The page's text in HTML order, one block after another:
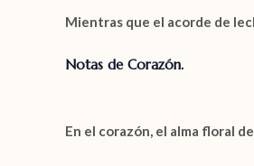
Mientras que el acorde de
Notas de Corazón.
En el corazón, el alma floral de